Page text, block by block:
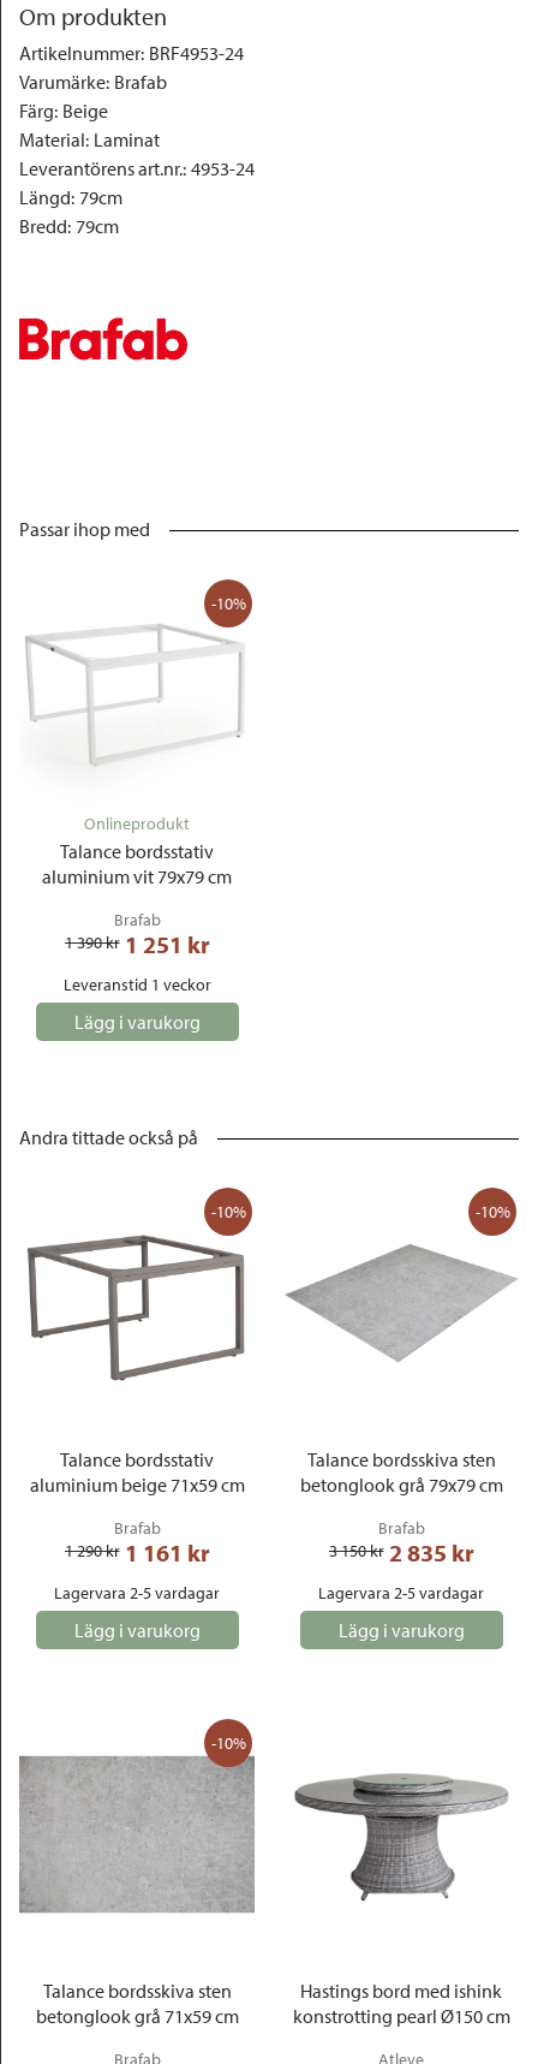
Om produkten
Artikelnummer: BRF4953-24
Varumärke: Brafab
Färg: Beige
Material: Laminat
Leverantörens art.nr.: 4953-24
Längd: 79cm
Bredd: 79cm
Passar ihop med
-10%
Talance bordsstativ
aluminium vit 79x79 cm
Onlineprodukt
Brafab
1 390 kr 1 251 kr
Leveranstid 1 veckor
Lägg i varukorg
Andra tittade också på
-10%
Talance bordsstativ
aluminium beige 71x59 cm
Brafab
1 290 kr 1 161 kr
Lagervara 2-5 vardagar
Lägg i varukorg
-10%
Talance bordsskiva sten
betonglook grå 79x79 cm
Brafab
3 150 kr 2 835 kr
Lagervara 2-5 vardagar
Lägg i varukorg
-10%
Talance bordsskiva sten
betonglook grå 71x59 cm
Brafab
Hastings bord med ishink
konstrotting pearl Ø150 cm
Atleve